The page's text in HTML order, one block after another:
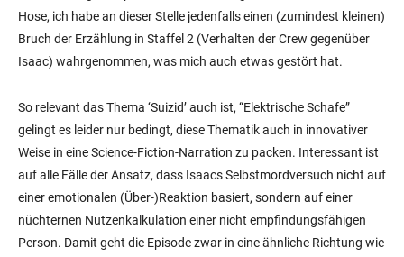
Hose, ich habe an dieser Stelle jedenfalls einen (zumindest kleinen)
Bruch der Erzählung in Staffel 2 (Verhalten der Crew gegenüber
Isaac) wahrgenommen, was mich auch etwas gestört hat.
So relevant das Thema ‘Suizid’ auch ist, “Elektrische Schafe”
gelingt es leider nur bedingt, diese Thematik auch in innovativer
Weise in eine Science-Fiction-Narration zu packen. Interessant ist
auf alle Fälle der Ansatz, dass Isaacs Selbstmordversuch nicht auf
einer emotionalen (Über-)Reaktion basiert, sondern auf einer
nüchternen Nutzenkalkulation einer nicht empfindungsfähigen
Person. Damit geht die Episode zwar in eine ähnliche Richtung wie